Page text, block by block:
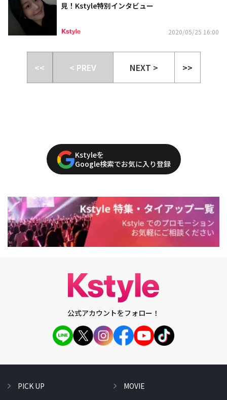
見！Kstyle特別インタビュー
2020/05/25 16:00
<< < PREV NEXT > >>
Kstyleを
Google検索でお気に入り登録
公式アカウントをフォロー！
PICK UP MOVIE